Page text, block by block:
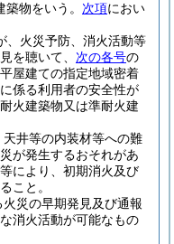
物をいう。 次項におい
、火災予防、消火活動等
を聴いて、 次の各号の
屋建ての指定地域密着
係る利用者の安全性が
火建築物又は準耐火建
井等の内装材等への難
が発生するおそれがあ
により、初期消火及び
こと。
災の早期発見及び通報
消火活動が可能なもの